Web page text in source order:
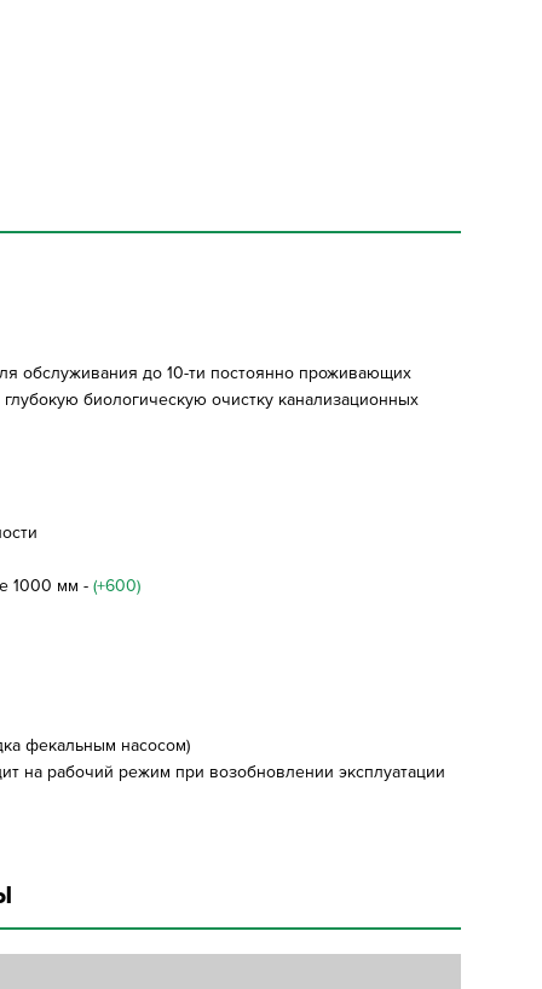
обслуживания до 10-ти постоянно проживающих
биологическую очистку канализационных
1000 мм -(+600)
фекальным насосом)
на рабочий режим при возобновлении эксплуатации